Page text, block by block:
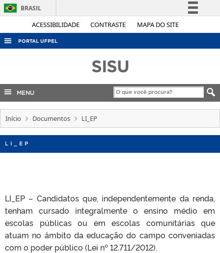
ACESSIBILIDADE CONTRASTE MAPA DO SITE
BRASIL
Simplifique!
Acesso à informação
Legislação
Canais
PORTAL UFPEL
COBALTO
INTERNACIONAL
SISU
MENU
Início Documentos LI_EP
LI_EP
LI_EP – Candidatos que, independentemente da renda,
tenham cursado integralmente o ensino médio em
escolas públicas ou em escolas comunitárias que
atuam no âmbito da educação do campo conveniadas
com o poder público (Lei nº 12.711/2012).